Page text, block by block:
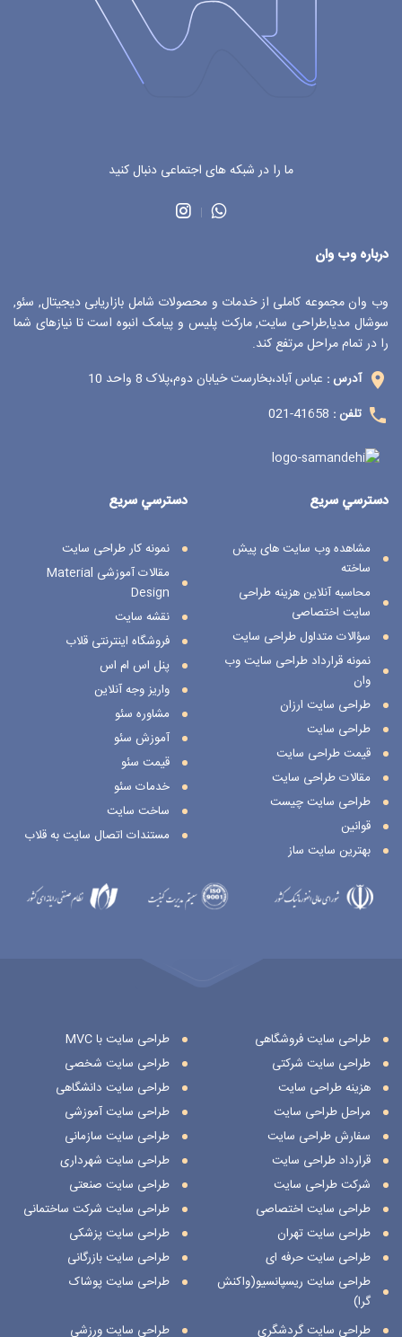
درباره وب وان
وب وان مجموعه کاملی از خدمات و محصولات شامل بازاریابی دیجیتال, سئو,
سوشال مدیا,طراحی سایت, مارکت پلیس و پیامک انبوه است تا نیازهای شما
را در تمام مراحل مرتفع کند.
آدرس : عباس آباد،بخارست خیابان دوم،پلاک 8 واحد 10
تلفن : 41658-021
ما را در شبکه های اجتماعی دنبال کنید
دسترسي سريع
نمونه کار طراحی سایت
مقالات آموزشی Material
Design
نقشه سایت
فروشگاه اینترنتی قلاب
پنل اس ام اس
واریز وجه آنلاین
مشاوره سئو
آموزش سئو
قیمت سئو
خدمات سئو
ساخت سایت
مستندات اتصال سایت به قلاب
دسترسي سريع
مشاهده وب سایت های پیش
ساخته
محاسبه آنلاین هزینه طراحی
سایت اختصاصی
سؤالات متداول طراحی سایت
نمونه قرارداد طراحی سایت وب
وان
طراحی سایت ارزان
طراحی سایت
قیمت طراحی سایت
مقالات طراحی سایت
طراحی سایت چیست
قوانین
بهترین سایت ساز
طراحی سایت فروشگاهی
طراحی سایت شرکتی
هزینه طراحی سایت
مراحل طراحی سایت
سفارش طراحی سایت
قرارداد طراحی سایت
شرکت طراحی سایت
طراحی سایت اختصاصی
طراحی سایت تهران
طراحی سایت حرفه ای
طراحی سایت ریسپانسیو(واکنش
گرا)
طراحی سایت با MVC
طراحی سایت شخصی
طراحی سایت دانشگاهی
طراحی سایت آموزشی
طراحی سایت سازمانی
طراحی سایت شهرداری
طراحی سایت صنعتی
طراحی سایت شرکت ساختمانی
طراحی سایت پزشکی
طراحی سایت بازرگانی
طراحی سایت پوشاک
طراحی سایت گردشگری طراحی سایت ورزشی